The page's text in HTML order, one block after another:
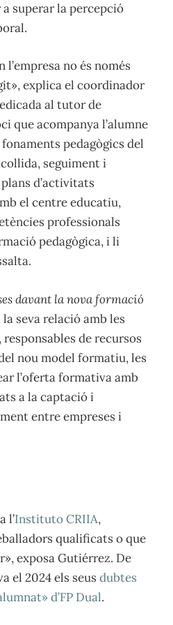
superar la percepció
no és només
explica el coordinador
al tutor de
que acompanya l’alumne
pedagògics del
seguiment i
d’activitats
el centre educatiu,
professionals
pedagògica, i li
davant la nova formació
seva relació amb les
de recursos
nou model formatiu, les
l’oferta formativa amb
a la captació i
entre empreses i
l’Instituto CRIIA,
qualificats o que
exposa Gutiérrez. De
el 2024 els seusdubtes
d’FP Dual.